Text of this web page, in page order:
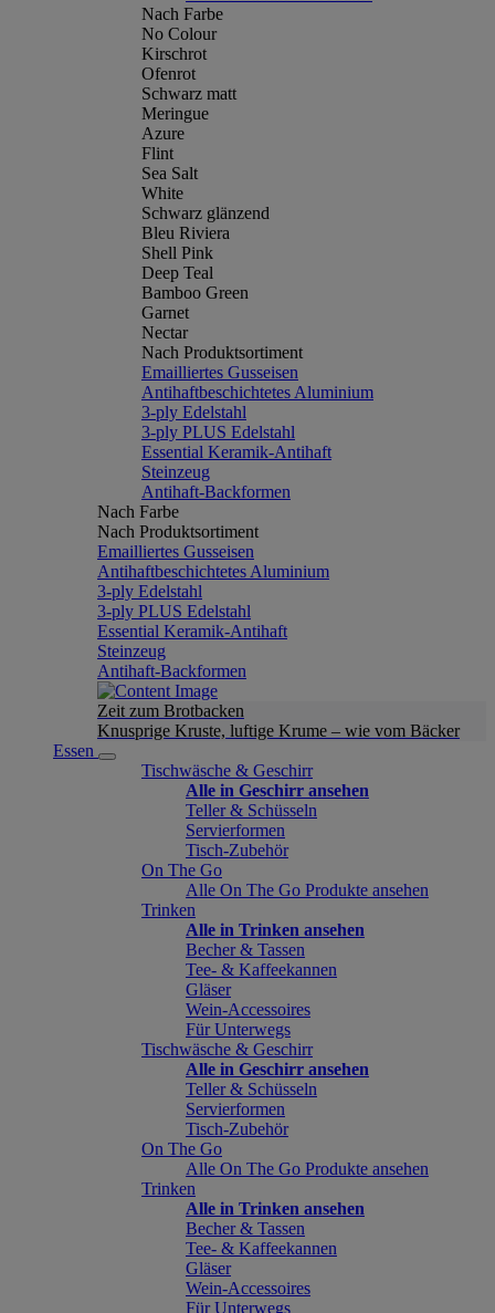
Nach Farbe
No Colour
Kirschrot
Ofenrot
Schwarz matt
Meringue
Azure
Flint
Sea Salt
White
Schwarz glänzend
Bleu Riviera
Shell Pink
Deep Teal
Bamboo Green
Garnet
Nectar
Nach Produktsortiment
Emailliertes Gusseisen
Antihaftbeschichtetes Aluminium
3-ply Edelstahl
3-ply PLUS Edelstahl
Essential Keramik-Antihaft
Steinzeug
Antihaft-Backformen
Nach Farbe
Nach Produktsortiment
Emailliertes Gusseisen
Antihaftbeschichtetes Aluminium
3-ply Edelstahl
3-ply PLUS Edelstahl
Essential Keramik-Antihaft
Steinzeug
Antihaft-Backformen
Zeit zum Brotbacken
Knusprige Kruste, luftige Krume – wie vom Bäcker
Essen
Tischwäsche & Geschirr
Alle in Geschirr ansehen
Teller & Schüsseln
Servierformen
Tisch-Zubehör
On The Go
Alle On The Go Produkte ansehen
Trinken
Alle in Trinken ansehen
Becher & Tassen
Tee- & Kaffeekannen
Gläser
Wein-Accessoires
Für Unterwegs
Tischwäsche & Geschirr
Alle in Geschirr ansehen
Teller & Schüsseln
Servierformen
Tisch-Zubehör
On The Go
Alle On The Go Produkte ansehen
Trinken
Alle in Trinken ansehen
Becher & Tassen
Tee- & Kaffeekannen
Gläser
Wein-Accessoires
Für Unterwegs